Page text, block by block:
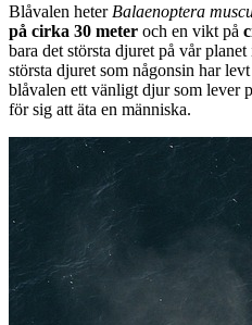
Blåvalen heter Balaenoptera
på cirka 30 meter och en vikt på
bara det största djuret på vår
största djuret som någonsin har
blåvalen ett vänligt djur som lever
för sig att äta en människa.